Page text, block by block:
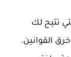
تتيح لك
القوانين.